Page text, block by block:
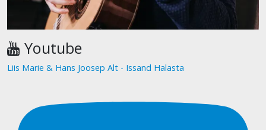
Youtube
Liis Marie & Hans Joosep Alt - Issand Halasta